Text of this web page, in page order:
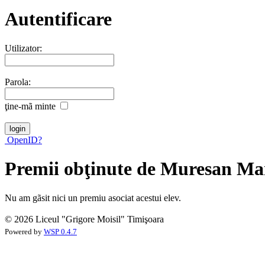
Autentificare
Utilizator:
Parola:
ţine-mã minte
OpenID?
Premii obţinute de Muresan
Nu am gãsit nici un premiu asociat acestui elev.
© 2026 Liceul "Grigore Moisil" Timişoara
Powered by WSP 0.4.7